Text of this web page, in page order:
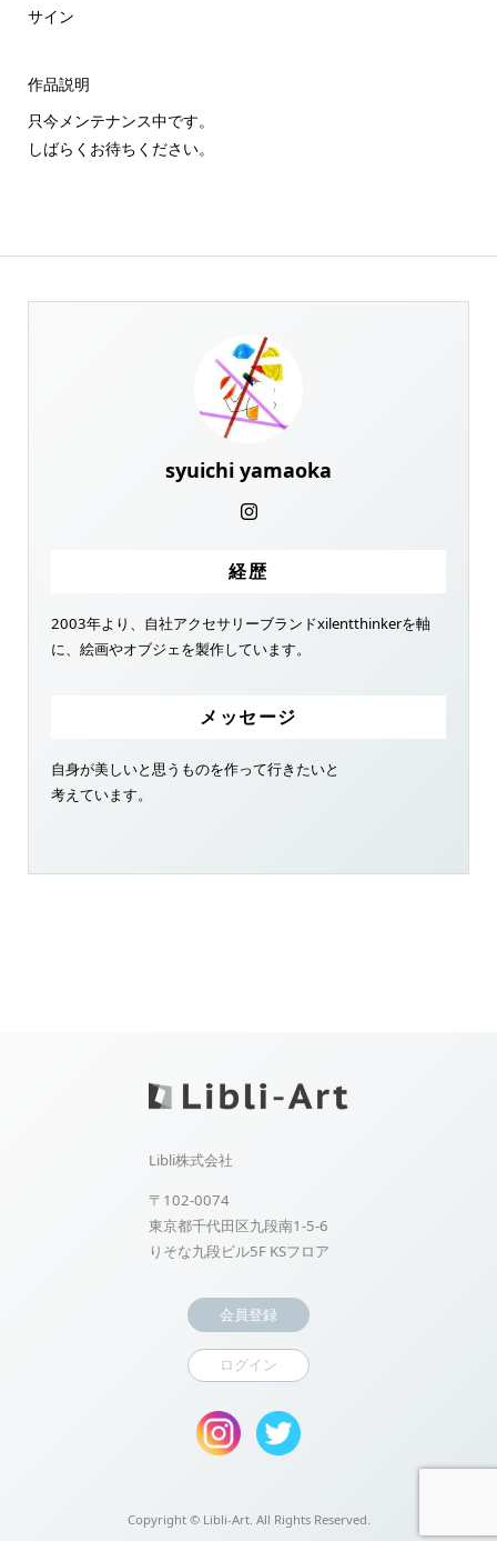
サイン
作品説明
只今メンテナンス中です。
しばらくお待ちください。
syuichi yamaoka
経歴
2003年より、自社アクセサリーブランドxilentthinkerを軸
に、絵画やオブジェを製作しています。
メッセージ
自身が美しいと思うものを作って行きたいと
考えています。
Libli株式会社
〒102-0074
東京都千代田区九段南1-5-6
りそな九段ビル5F KSフロア
会員登録
ログイン
Copyright ©Libli-Art. All Rights Reserved.